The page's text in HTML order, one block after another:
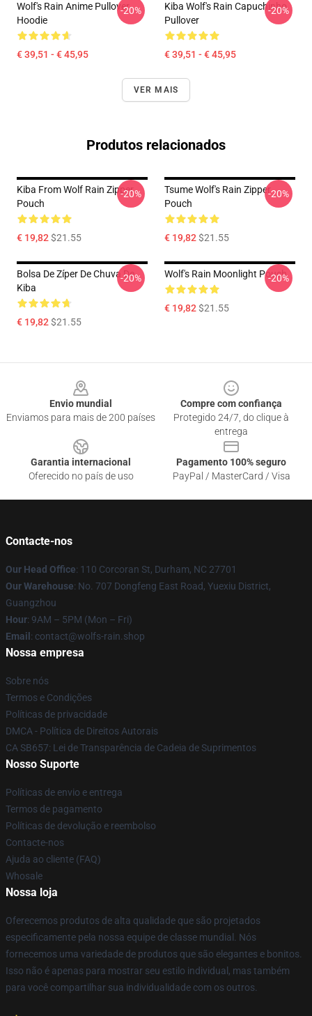
Wolf's Rain Anime Pullover
Hoodie
€ 39,51 - € 45,95
-20%
Kiba Wolf's Rain Capuchinho
Pullover
€ 39,51 - € 45,95
-20%
VER MAIS
Produtos relacionados
Kiba From Wolf Rain Zipper
Pouch
€ 19,82$21.55
-20%
Tsume Wolf's Rain Zipper
Pouch
€ 19,82$21.55
-20%
Bolsa De Zíper De Chuva De
Kiba
€ 19,82$21.55
-20% Wolf's Rain Moonlight Pouch
€ 19,82$21.55
-20%
Envio mundial
Enviamos para mais de 200 países
Compre com confiança
Protegido 24/7, do clique à
entrega
Garantia internacional
Oferecido no país de uso
Pagamento 100% seguro
PayPal / MasterCard / Visa
Contacte-nos
Our Head Office: 110 Corcoran St, Durham, NC 27701
Our Warehouse: No. 707 Dongfeng East Road, Yuexiu District,
Guangzhou
Hour: 9AM – 5PM (Mon – Fri)
Email : contact@wolfs-rain.shop
Nossa empresa
Sobre nós
Termos e Condições
Políticas de privacidade
DMCA - Política de Direitos Autorais
CA SB657: Lei de Transparência de Cadeia de Suprimentos
Nosso Suporte
Políticas de envio e entrega
Termos de pagamento
Políticas de devolução e reembolso
Contacte-nos
Ajuda ao cliente (FAQ)
Whosale
Nossa loja
Oferecemos produtos de alta qualidade que são projetados
especificamente pela nossa equipe de classe mundial. Nós
fornecemos uma variedade de produtos que são elegantes e bonitos.
Isso não é apenas para mostrar seu estilo individual, mas também
para você compartilhar sua individualidade com os outros.